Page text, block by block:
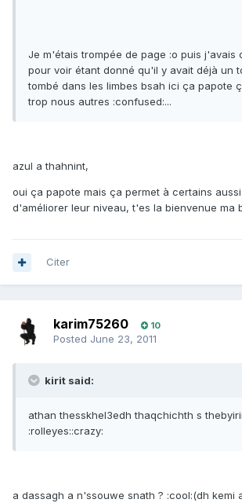
Je m'étais trompée de page :o puis j'avais
pour voir étant donné qu'il y avait déjà un
tombé dans les limbes bsah ici ça papote
trop nous autres :confused:...
azul a thahnint,
oui ça papote mais ça permet à certains
d'améliorer leur niveau, t'es la bienvenue ma
Citer
karim75260 10
Posted June 23, 2011
kirit said:
athan thesskhel3edh thaqchichth s
:rolleyes::crazy:
a dassagh a n'ssouwe snath ? :cool:(dh kemi